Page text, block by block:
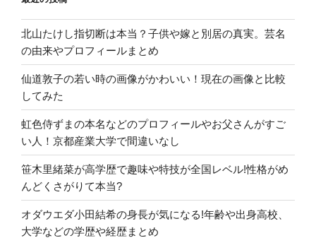
け
を
調
査”
北山たけし指切断は本当？子供や嫁と別居の真実。芸名
の由来やプロフィールまとめ
仙道敦子の若い時の画像がかわいい！現在の画像と比較
してみた
虹色侍ずまの本名などのプロフィールやお父さんがすご
い人！京都産業大学で間違いなし
笹木里緒菜が高学歴で趣味や特技が全国レベル!性格がめ
んどくさがりて本当?
オダウエダ小田結希の身長が気になる!年齢や出身高校、
大学などの学歴や経歴まとめ